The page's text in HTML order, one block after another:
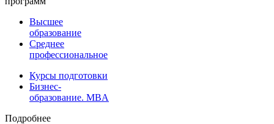
Высшее
образование
Среднее
профессиональное
Курсы подготовки
Бизнес-
образование. MBA
Подробнее